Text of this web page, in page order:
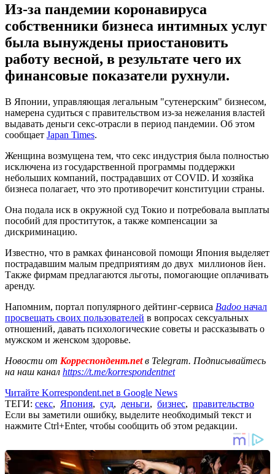
Из-за пандемии коронавируса
собственники бизнеса интимных услуг
была вынуждены приостановить
работу весной, в результате чего их
финансовые показатели рухнули.
В Японии, управляющая легальным "сутенерским" бизнесом,
намерена судиться с правительством из-за нежелания властей
выдавать деньги секс-отрасли в период пандемии. Об этом
сообщает Japan Times.
Женщина возмущена тем, что секс индустрия была полностью
исключена из государственной программы поддержки
небольших компаний, пострадавших от COVID. И хозяйка
бизнеса полагает, что это противоречит конституции страны.
Она подала иск в окружной суд Токио и потребовала выплаты
пособий для проституток, а также компенсации за
дискриминацию.
Известно, что в рамках финансовой помощи Япония выделяет
пострадавшим малым предприятиям до двух миллионов йен.
Также фирмам предлагаются льготы, помогающие оплачивать
аренду.
Напомним, портал популярного дейтинг-сервиса Badoo начал
просвещать своих пользователей в вопросах сексуальных
отношений, давать психологические советы и рассказывать о
мужском и женском здоровье.
Новости от Корреспондент.netв Telegram. Подписывайтесь
на наш канал https://t.me/korrespondentnet
Читайте Korrespondent.net в Google News
ТЕГИ: секс, Япония, суд, деньги, бизнес, правительство
Если вы заметили ошибку, выделите необходимый текст и
нажмите Ctrl+Enter, чтобы сообщить об этом редакции.